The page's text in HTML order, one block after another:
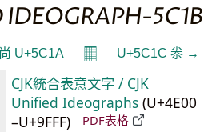
IDEOGRAPH-5C1B
U+5C1A 𝄜 U+5C1C 尜 →
CJK統合表意文字 / CJK
Unified Ideographs (U+4E00
–U+9FFF)
PDF表格